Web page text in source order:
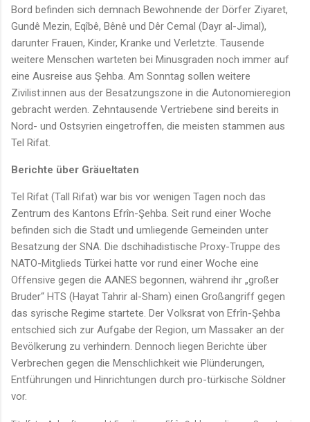
Bord befinden sich demnach Bewohnende der Dörfer Ziyaret,
Gundê Mezin, Eqîbê, Bênê und Dêr Cemal (Dayr al-Jimal),
darunter Frauen, Kinder, Kranke und Verletzte. Tausende
weitere Menschen warteten bei Minusgraden noch immer auf
eine Ausreise aus Şehba. Am Sonntag sollen weitere
Zivilist:innen aus der Besatzungszone in die Autonomieregion
gebracht werden. Zehntausende Vertriebene sind bereits in
Nord- und Ostsyrien eingetroffen, die meisten stammen aus
Tel Rifat.
Berichte über Gräueltaten
Tel Rifat (Tall Rifat) war bis vor wenigen Tagen noch das
Zentrum des Kantons Efrîn-Şehba. Seit rund einer Woche
befinden sich die Stadt und umliegende Gemeinden unter
Besatzung der SNA. Die dschihadistische Proxy-Truppe des
NATO-Mitglieds Türkei hatte vor rund einer Woche eine
Offensive gegen die AANES begonnen, während ihr „großer
Bruder“ HTS (Hayat Tahrir al-Sham) einen Großangriff gegen
das syrische Regime startete. Der Volksrat von Efrîn-Şehba
entschied sich zur Aufgabe der Region, um Massaker an der
Bevölkerung zu verhindern. Dennoch liegen Berichte über
Verbrechen gegen die Menschlichkeit wie Plünderungen,
Entführungen und Hinrichtungen durch pro-türkische Söldner
vor.